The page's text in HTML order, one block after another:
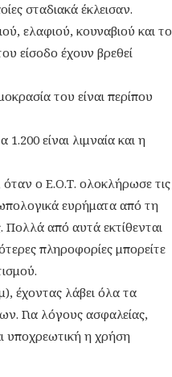
σταδιακά έκλεισαν.
ελαφιού, κουναβιού και το
είσοδο έχουν βρεθεί
του είναι περίπου
είναι λιμναία και η
όταν ο Ε.Ο.Τ. ολοκλήρωσε τις
ευρήματα από τη
από αυτά εκτίθενται
πληροφορίες μπορείτε
έχοντας λάβει όλα τα
Για λόγους ασφαλείας,
υποχρεωτική η χρήση